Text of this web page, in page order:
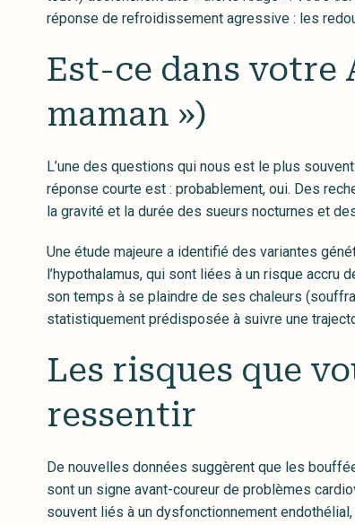
réponse de refroidissement agressive : les
Est-ce dans votre
maman »)
L’une des questions qui nous est le plus
réponse courte est : probablement, oui. Des
la gravité et la durée des sueurs nocturnes et
Une étude majeure a identifié des variantes
l’hypothalamus, qui sont liées à un risque
son temps à se plaindre de ses chaleurs
statistiquement prédisposée à suivre une
Les risques que
ressentir
De nouvelles données suggèrent que les
sont un signe avant-coureur de problèmes
souvent liés à un dysfonctionnement